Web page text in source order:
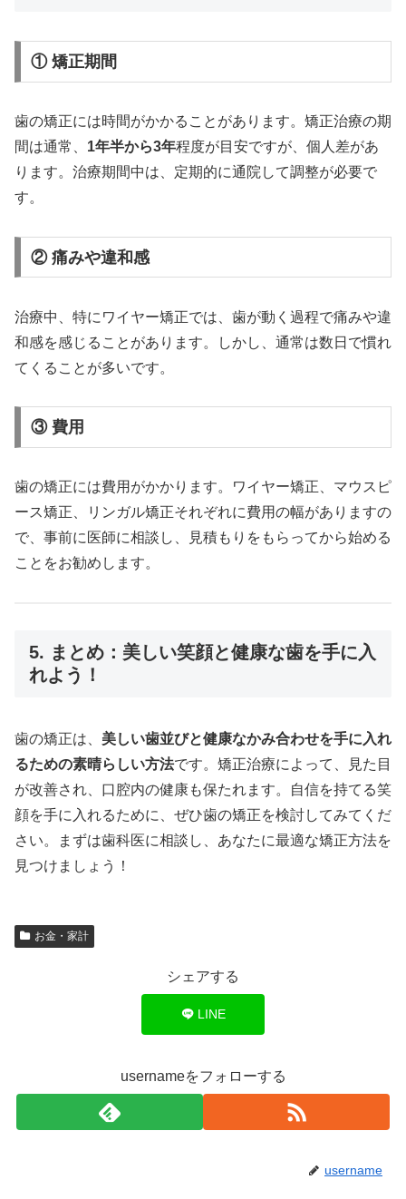
① 矯正期間
歯の矯正には時間がかかることがあります。矯正治療の期
間は通常、 1年半から3年程度が目安ですが、個人差があ
ります。治療期間中は、定期的に通院して調整が必要で
す。
② 痛みや違和感
治療中、特にワイヤー矯正では、歯が動く過程で痛みや違
和感を感じることがあります。しかし、通常は数日で慣れ
てくることが多いです。
③ 費用
歯の矯正には費用がかかります。ワイヤー矯正、マウスピ
ース矯正、リンガル矯正それぞれに費用の幅がありますの
で、事前に医師に相談し、見積もりをもらってから始める
ことをお勧めします。
5. まとめ：美しい笑顔と健康な歯を手に入
れよう！
歯の矯正は、 美しい歯並びと健康なかみ合わせを手に入れ
るための素晴らしい方法です。矯正治療によって、見た目
が改善され、口腔内の健康も保たれます。自信を持てる笑
顔を手に入れるために、ぜひ歯の矯正を検討してみてくだ
さい。まずは歯科医に相談し、あなたに最適な矯正方法を
見つけましょう！
お金・家計
シェアする
LINE
usernameをフォローする
username